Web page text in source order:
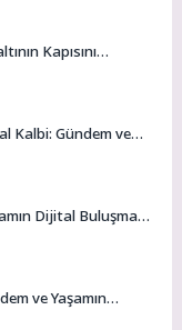
Kapısını
Kalbi: Gündem ve
Dijital Buluşma
ve Yaşamın